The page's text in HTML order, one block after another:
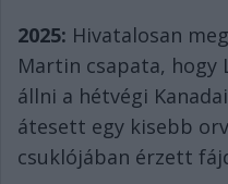
2025: Hivatalosan
Martin csapata, hogy
állni a hétvégi
átesett egy kisebb
csuklójában érzett